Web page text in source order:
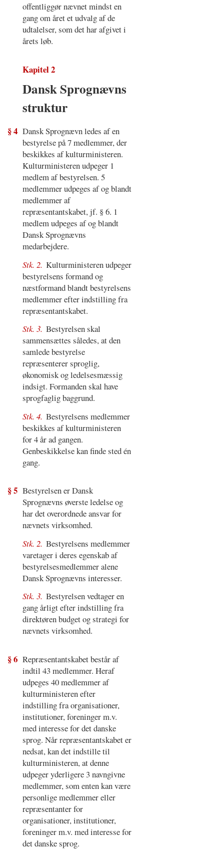
offentliggør nævnet mindst en
gang om året et udvalg af de
udtalelser, som det har afgivet i
årets løb.
Kapitel 2
Dansk Sprognævns
struktur
§ 4 Dansk Sprognævn ledes af en
bestyrelse på 7 medlemmer, der
beskikkes af kulturministeren.
Kulturministeren udpeger 1
medlem af bestyrelsen. 5
medlemmer udpeges af og blandt
medlemmer af
repræsentantskabet, jf. § 6. 1
medlem udpeges af og blandt
Dansk Sprognævns
medarbejdere.
Stk. 2. Kulturministeren udpeger
bestyrelsens formand og
næstformand blandt bestyrelsens
medlemmer efter indstilling fra
repræsentantskabet.
Stk. 3. Bestyrelsen skal
sammensættes således, at den
samlede bestyrelse
repræsenterer sproglig,
økonomisk og ledelsesmæssig
indsigt. Formanden skal have
sprogfaglig baggrund.
Stk. 4. Bestyrelsens medlemmer
beskikkes af kulturministeren
for 4 år ad gangen.
Genbeskikkelse kan finde sted én
gang.
§ 5 Bestyrelsen er Dansk
Sprognævns øverste ledelse og
har det overordnede ansvar for
nævnets virksomhed.
Stk. 2. Bestyrelsens medlemmer
varetager i deres egenskab af
bestyrelsesmedlemmer alene
Dansk Sprognævns interesser.
Stk. 3. Bestyrelsen vedtager en
gang årligt efter indstilling fra
direktøren budget og strategi for
nævnets virksomhed.
§ 6 Repræsentantskabet består af
indtil 43 medlemmer. Heraf
udpeges 40 medlemmer af
kulturministeren efter
indstilling fra organisationer,
institutioner, foreninger m.v.
med interesse for det danske
sprog. Når repræsentantskabet er
nedsat, kan det indstille til
kulturministeren, at denne
udpeger yderligere 3 navngivne
medlemmer, som enten kan være
personlige medlemmer eller
repræsentanter for
organisationer, institutioner,
foreninger m.v. med interesse for
det danske sprog.